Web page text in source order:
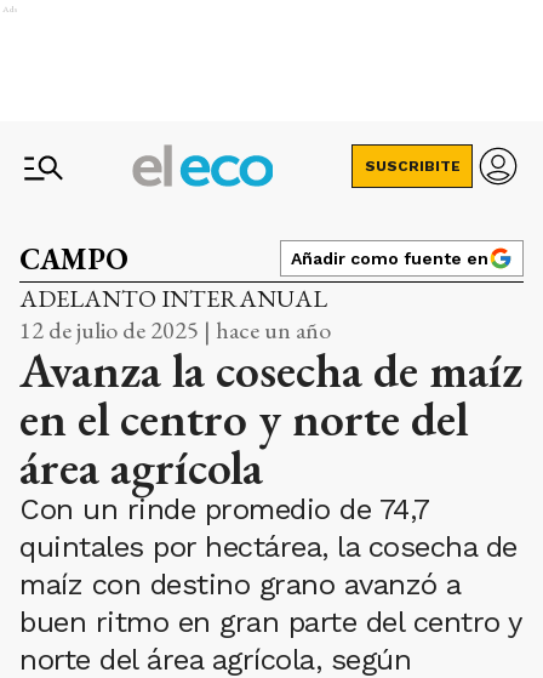
Ads
SUSCRIBITE
CAMPO Añadir como fuente en
ADELANTO INTERANUAL
12 de julio de 2025 | hace un año
Avanza la cosecha de maíz
en el centro y norte del
área agrícola
Con un rinde promedio de 74,7
quintales por hectárea, la cosecha de
maíz con destino grano avanzó a
buen ritmo en gran parte del centro y
norte del área agrícola, según